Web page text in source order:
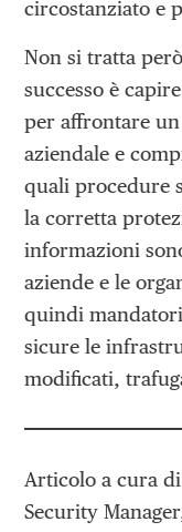
circostanziato e
Non si tratta
successo è
per affrontare
aziendale e
quali procedure
la corretta
informazioni
aziende e le
quindi
sicure le
modificati,
Articolo a cura
Security